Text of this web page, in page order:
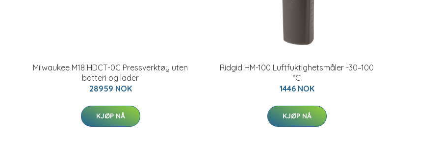
Milwaukee M18 HDCT-0C Pressverktøy uten
batteri og lader
28959 NOK
KJØP NÅ
Ridgid HM-100 Luftfuktighetsmåler -30–100
°C
1446 NOK
KJØP NÅ